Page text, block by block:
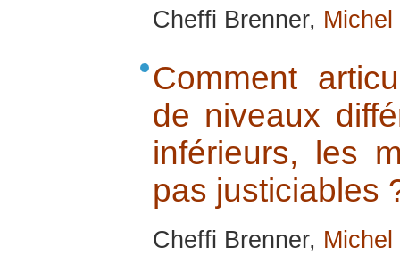
Cheffi Brenner,
Comment
de niveaux
inférieurs, les
pas justiciables
Cheffi Brenner,